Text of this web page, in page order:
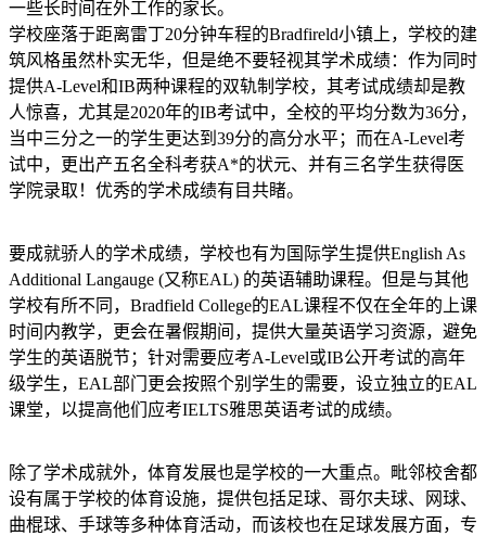
一些长时间在外工作的家长。
学校座落于距离雷丁20分钟车程的Bradfireld小镇上，学校的建
筑风格虽然朴实无华，但是绝不要轻视其学术成绩：作为同时
提供A-Level和IB两种课程的双轨制学校，其考试成绩却是教
人惊喜，尤其是2020年的IB考试中，全校的平均分数为36分，
当中三分之一的学生更达到39分的高分水平；而在A-Level考
试中，更出产五名全科考获A*的状元、并有三名学生获得医
学院录取！优秀的学术成绩有目共睹。
要成就骄人的学术成绩，学校也有为国际学生提供English As
Additional Langauge (又称EAL) 的英语辅助课程。但是与其他
学校有所不同，Bradfield College的EAL课程不仅在全年的上课
时间内教学，更会在暑假期间，提供大量英语学习资源，避免
学生的英语脱节；针对需要应考A-Level或IB公开考试的高年
级学生，EAL部门更会按照个别学生的需要，设立独立的EAL
课堂，以提高他们应考IELTS雅思英语考试的成绩。
除了学术成就外，体育发展也是学校的一大重点。毗邻校舍都
设有属于学校的体育设施，提供包括足球、哥尔夫球、网球、
曲棍球、手球等多种体育活动，而该校也在足球发展方面，专